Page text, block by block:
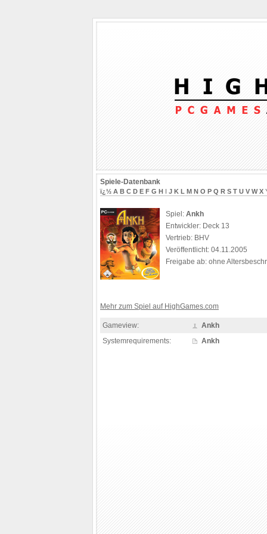
Spiele-Datenbank
ï¿½ A B C D E F G H I J K L M N O P Q R S T U V W X
Spiel: Ankh
Entwickler: Deck 13
Vertrieb: BHV
Veröffentlicht: 04.11.2005
Freigabe ab: ohne
Mehr zum Spiel auf HighGames.com
Gameview:
Ankh
Systemrequirements:
Ankh